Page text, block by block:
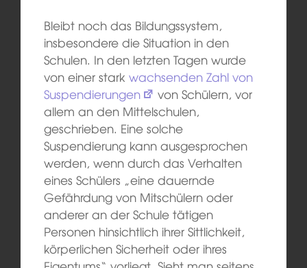
Bleibt noch das Bildungssystem,
insbesondere die Situation in den
Schulen. In den letzten Tagen wurde
von einer stark wachsenden Zahl von
Suspendierungen
von Schülern, vor
allem an den Mittelschulen,
geschrieben. Eine solche
Suspendierung kann ausgesprochen
werden, wenn durch das Verhalten
eines Schülers „eine dauernde
Gefährdung von Mitschülern oder
anderer an der Schule tätigen
Personen hinsichtlich ihrer Sittlichkeit,
körperlichen Sicherheit oder ihres